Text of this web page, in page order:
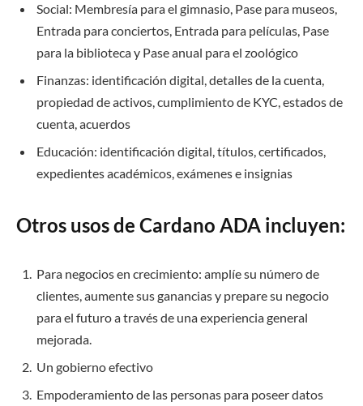
Social: Membresía para el gimnasio, Pase para museos,
Entrada para conciertos, Entrada para películas, Pase
para la biblioteca y Pase anual para el zoológico
Finanzas: identificación digital, detalles de la cuenta,
propiedad de activos, cumplimiento de KYC, estados de
cuenta, acuerdos
Educación: identificación digital, títulos, certificados,
expedientes académicos, exámenes e insignias
Otros usos de Cardano ADA incluyen:
Para negocios en crecimiento: amplíe su número de
clientes, aumente sus ganancias y prepare su negocio
para el futuro a través de una experiencia general
mejorada.
Un gobierno efectivo
Empoderamiento de las personas para poseer datos